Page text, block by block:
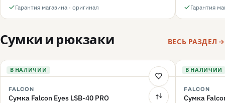
Гарантия магазина · оригинал Гарантия
Сумки и рюкзаки ВЕСЬ РАЗДЕЛ
В НАЛИЧИИ
FALCON
Сумка Falcon Eyes LSB-40 PRO
В НАЛИЧИИ
FALCON
Сумка